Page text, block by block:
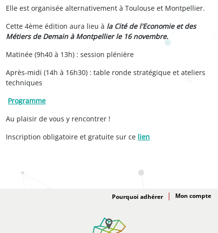
Elle est organisée alternativement à Toulouse et Montpellier.
Cette 4ème édition aura lieu à la Cité de l'Economie et des
Métiers de Demain à Montpellier le 16 novembre.
Matinée (9h40 à 13h) : session plénière
Après-midi (14h à 16h30) : table ronde stratégique et ateliers
techniques
Programme
Au plaisir de vous y rencontrer !
Inscription obligatoire et gratuite sur ce lien
Adhésion
Pourquoi adhérer